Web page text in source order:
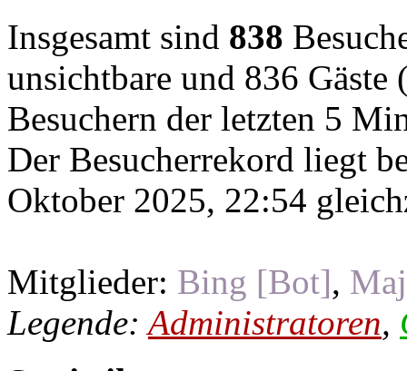
Insgesamt sind 838
unsichtbare und 836 Gäste
Besuchern der letzten 5
Der Besucherrekord liegt
Oktober 2025, 22:54
Mitglieder: Bing [Bot],
Legende:Administratoren,